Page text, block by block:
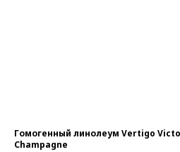
Гомогенный линолеум Vertigo
Champagne